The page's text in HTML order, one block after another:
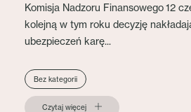
Komisja Nadzoru Finansowego 12
kolejną w tym roku decyzję
ubezpieczeń karę...
Bez kategorii
Czytaj więcej